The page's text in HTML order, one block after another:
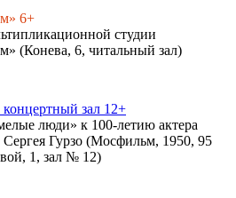
6+
студии
(Конева, 6, читальный зал)
зал 12+
люди» к 100-летию актера
Сергея Гурзо (Мосфильм, 1950, 95
1, зал № 12)